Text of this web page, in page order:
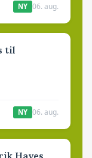
NY 06. aug.
til
NY 06. aug.
Haves